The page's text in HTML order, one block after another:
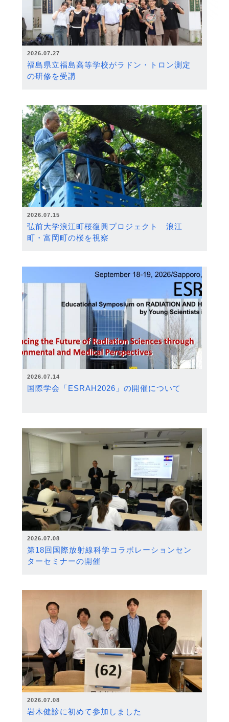
2026.07.27
福島県立福島高等学校がラドン・トロン測定
の研修を受講
2026.07.15
弘前大学浪江町桜復興プロジェクト 浪江
町・富岡町の桜を視察
2026.07.14
国際学会「ESRAH2026」の開催について
2026.07.08
第18回国際放射線科学コラボレーションセン
ターセミナーの開催
2026.07.08
岩木健診に初めて参加しました